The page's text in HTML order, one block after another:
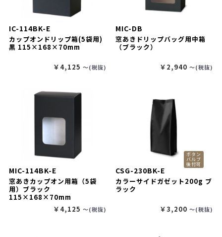
IC-114BK-E
カップオンドリップ箱(5袋用)
黒 115×168×70mm
￥4,125 〜(税抜)
MIC-DB
窓あきドリップバッグ用中箱
（ブラック）
￥2,940 〜(税抜)
MIC-114BK-E
窓あきカップオン用箱（5袋
用）ブラック
115×168×70mm
￥4,125 〜(税抜)
ボタン
バルブ
後付可
CSG-230BK-E
カラーサイドガゼット200g ブ
ラック
￥3,200 〜(税抜)